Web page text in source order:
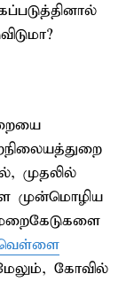
முதலில்
முன்மொழிய
கோவில்